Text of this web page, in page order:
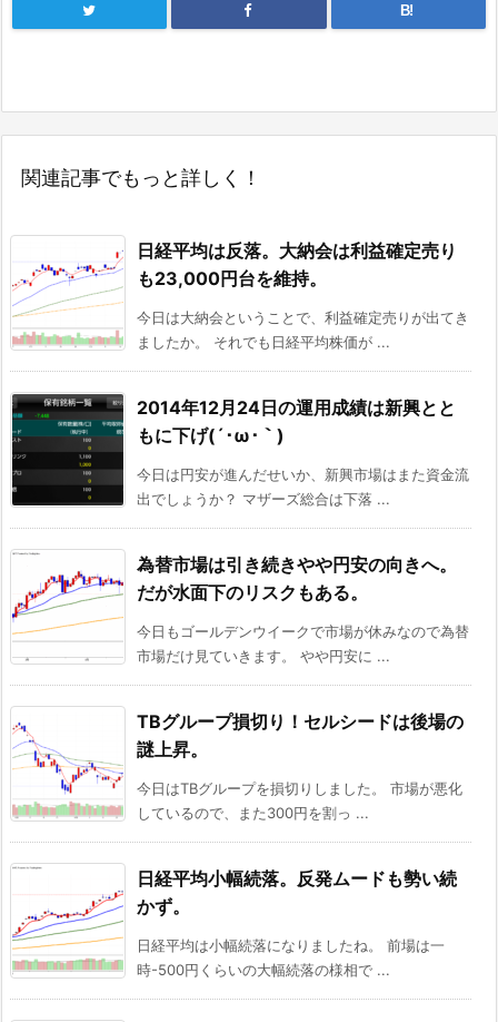
B!
関連記事でもっと詳しく！
日経平均は反落。大納会は利益確定売り
も23,000円台を維持。
今日は大納会ということで、利益確定売りが出てき
ましたか。 それでも日経平均株価が ...
2014年12月24日の運用成績は新興とと
もに下げ(´･ω･｀)
今日は円安が進んだせいか、新興市場はまた資金流
出でしょうか？ マザーズ総合は下落 ...
為替市場は引き続きやや円安の向きへ。
だが水面下のリスクもある。
今日もゴールデンウイークで市場が休みなので為替
市場だけ見ていきます。 やや円安に ...
TBグループ損切り！セルシードは後場の
謎上昇。
今日はTBグループを損切りしました。 市場が悪化
しているので、また300円を割っ ...
日経平均小幅続落。反発ムードも勢い続
かず。
日経平均は小幅続落になりましたね。 前場は一
時-500円くらいの大幅続落の様相で ...